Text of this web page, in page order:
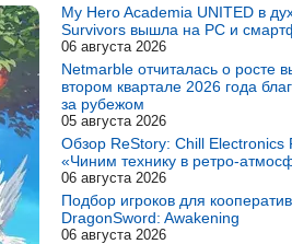
My Hero Academia UNITED в
Survivors вышла на PC и
06 августа 2026
Netmarble отчиталась о росте
втором квартале 2026 года
за рубежом
05 августа 2026
Обзор ReStory: Chill
«Чиним технику в ретро-
06 августа 2026
Подбор игроков для
DragonSword: Awakening
06 августа 2026